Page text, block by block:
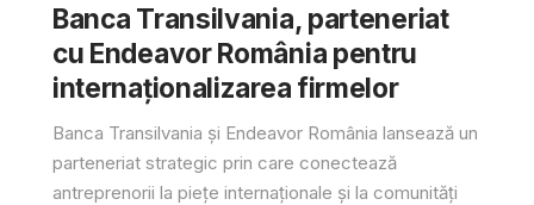
Banca Transilvania, parteneriat
cu Endeavor România pentru
internaționalizarea firmelor
Banca Transilvania și Endeavor România lansează un
parteneriat strategic prin care conectează
antreprenorii la piețe internaționale și la comunități